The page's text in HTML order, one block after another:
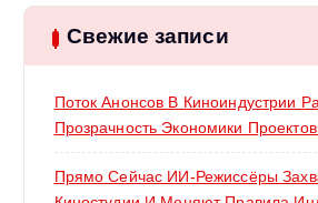
и
: Свежие записи
Поток Анонсов В Киноиндустрии
Прозрачность Экономики
Прямо Сейчас ИИ-Режиссёры